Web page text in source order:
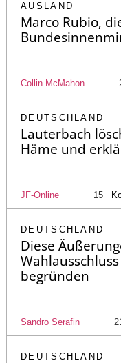
AUSLAND
Marco Rubio,
Collin McMahon
DEUTSCHLAND
Lauterbach
Häme und
JF-Online 15
DEUTSCHLAND
Diese
begründen
Sandro Serafin
DEUTSCHLAND